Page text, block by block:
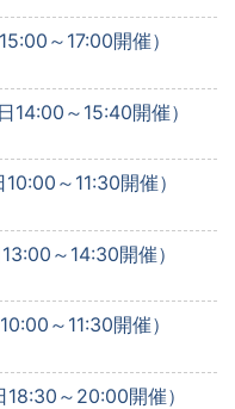
～17:00開催）
14:00～15:40開催）
～11:30開催）
～14:30開催）
～11:30開催）
～20:00開催）